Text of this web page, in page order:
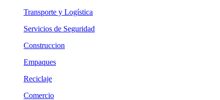
Transporte y Logística
Servicios de Seguridad
Construccion
Empaques
Reciclaje
Comercio